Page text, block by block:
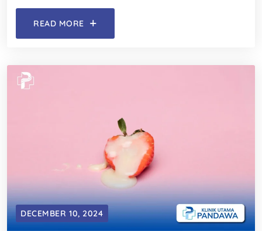
READ MORE
DECEMBER 10, 2024